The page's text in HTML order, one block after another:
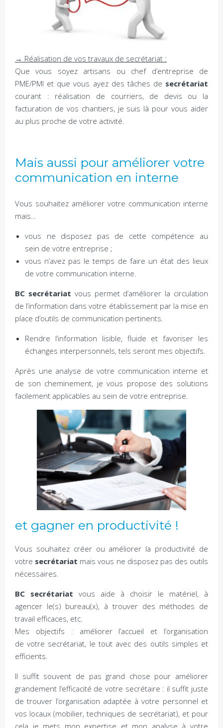
→ Réalisation de vos travaux de secrétariat :
Que vous soyez artisans ou chef d’entreprise de
PME/PMI et que vous ayez des tâches de secrétariat
courant : réalisation de courriers, de devis ou la
facturation de vos chantiers, je suis là pour vous aider
au plus proche de votre activité.
Mais aussi pour améliorer votre
communication en interne
Vous souhaitez améliorer votre communication interne
mais…
vous ne disposez pas de cette compétence au
sein de votre entreprise ;
vous n’avez pas le temps de faire un état des lieux
de votre communication interne.
BC secrétariat vous permet d’améliorer la circulation
de l’information dans votre établissement par la mise en
place d’outils de communication pertinents.
Rendre l’information lisible, fluide et favoriser les
échanges interpersonnels, tels seront mes objectifs.
Après une analyse de votre communication interne et
de son cheminement, je vous propose des solutions
facilement applicables au sein de votre entreprise.
et gagner en productivité !
Vous souhaitez créer ou améliorer la productivité de
votre secrétariat mais vous ne disposez pas des outils
nécessaires.
BC secrétariat vous aide à choisir le matériel, à
agencer le(s) bureau(x), à trouver des méthodes de
travail efficaces, etc.
Mes objectifs : améliorer l’accueil et l’organisation
de votre secrétariat, le tout avec des outils simples et
efficients.
Il suffit souvent de pas grand chose pour améliorer
grandement l’efficacité de votre secrétaire : il suffit juste
de trouver l’organisation adaptée à votre personnel et
vos locaux (mobilier, techniques de secrétariat), et pour
cela je mets mon expertise et mon analyse à votre